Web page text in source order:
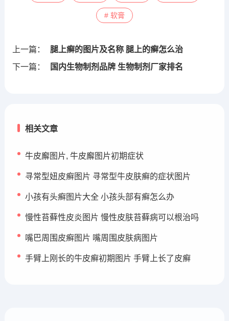
# 软膏
上一篇：
腿上癣的图片及名称 腿上的癣怎么治
下一篇：
国内生物制剂品牌 生物制剂厂家排名
相关文章
牛皮廨图片, 牛皮廨图片初期症状
寻常型妞皮癣图片 寻常型牛皮肤癣的症状图片
小孩有头癣图片大全 小孩头部有癣怎么办
慢性苔藓性皮炎图片 慢性皮肤苔藓病可以根治吗
嘴巴周围皮癣图片 嘴周围皮肤病图片
手臂上刚长的牛皮癣初期图片 手臂上长了皮癣